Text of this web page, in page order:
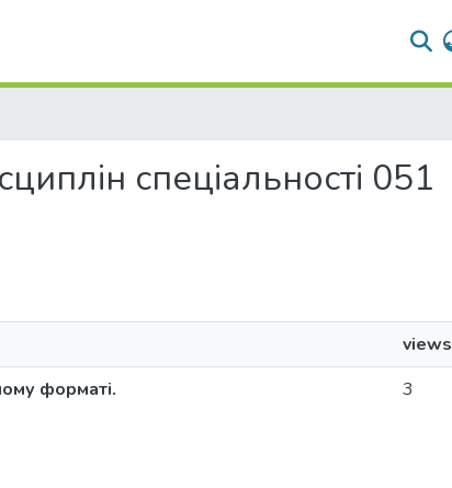
спеціальності 051
views
форматі.
3